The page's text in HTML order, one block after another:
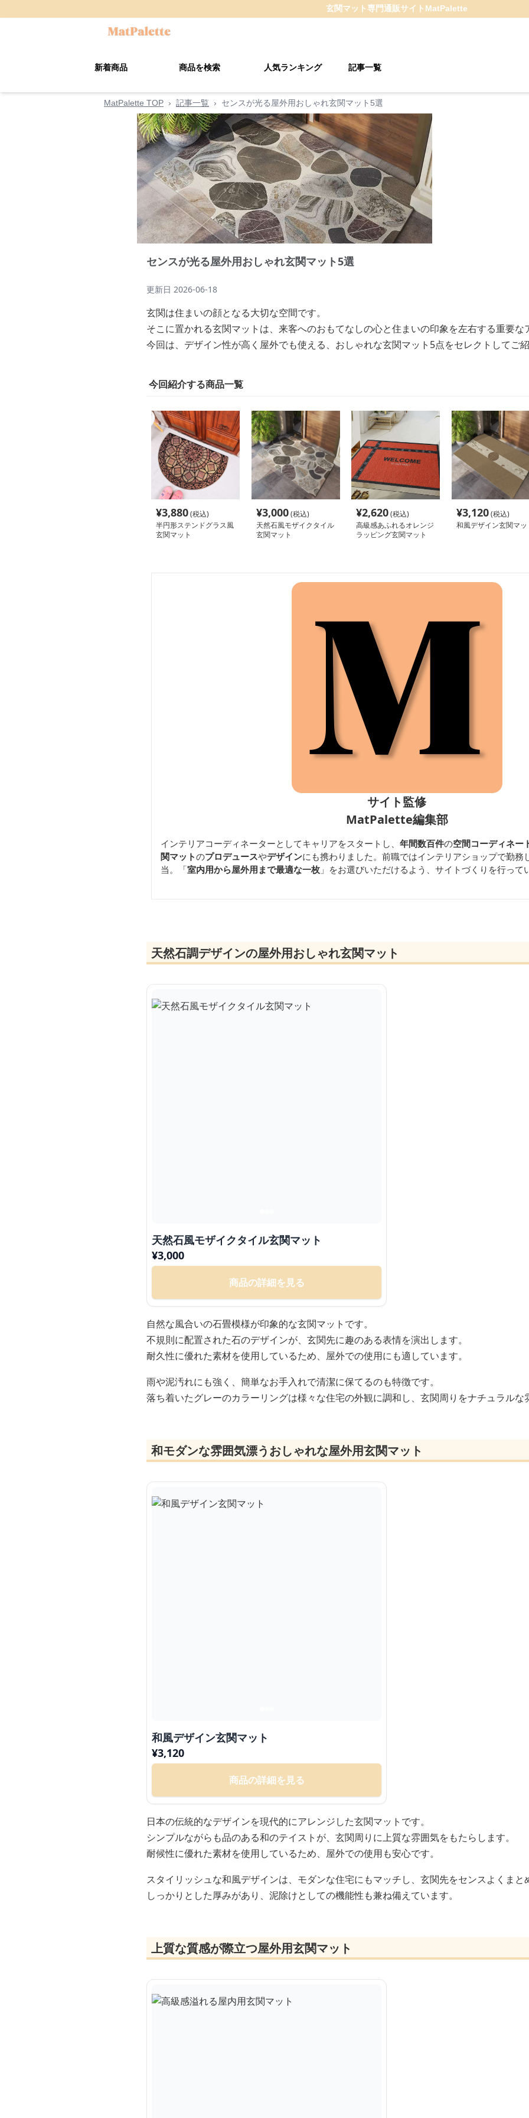
玄関マット専門通販サイト MatPalette
新着商品 商品を検索 人気ランキング 記事一覧
MatPalette TOP › 記事一覧 › センスが光る屋外用おしゃれ玄関マット5選
センスが光る屋外用おしゃれ玄関マット5選
更新日 2026-06-18
玄関は住まいの顔となる大切な空間です。
そこに置かれる玄関マットは、来客へのおもてなしの心と住まいの印象を左右する重要な
今回は、デザイン性が高く屋外でも使える、おしゃれな玄関マット5点をセレクトしてご
今回紹介する商品一覧
¥3,880(税込)
半円形ステンドグラス風
玄関マット
¥3,000(税込)
天然石風モザイクタイル
玄関マット
¥2,620(税込)
高級感あふれるオレンジ
ラッピング玄関マット
¥3,120(税込)
和風デザイン玄関マッ
サイト監修
MatPalette編集部
インテリアコーディネーターとしてキャリアをスタートし、 年間数百件の空間コーディネー
関マットのプロデュースやデザインにも携わりました。前職ではインテリアショップで勤務
当。「室内用から屋外用まで最適な一枚 」をお選びいただけるよう、サイトづくりを行って
天然石調デザインの屋外用おしゃれ玄関マット
天然石風モザイクタイル玄関マット
¥3,000
商品の詳細を見る
自然な風合いの石畳模様が印象的な玄関マットです。
不規則に配置された石のデザインが、玄関先に趣のある表情を演出します。
耐久性に優れた素材を使用しているため、屋外での使用にも適しています。
雨や泥汚れにも強く、簡単なお手入れで清潔に保てるのも特徴です。
落ち着いたグレーのカラーリングは様々な住宅の外観に調和し、玄関周りをナチュラル
和モダンな雰囲気漂うおしゃれな屋外用玄関マット
和風デザイン玄関マット
¥3,120
商品の詳細を見る
日本の伝統的なデザインを現代的にアレンジした玄関マットです。
シンプルながらも品のある和のテイストが、玄関周りに上質な雰囲気をもたらします。
耐候性に優れた素材を使用しているため、屋外での使用も安心です。
スタイリッシュな和風デザインは、モダンな住宅にもマッチし、玄関先をセンスよくまと
しっかりとした厚みがあり、泥除けとしての機能性も兼ね備えています。
上質な質感が際立つ屋外用玄関マット